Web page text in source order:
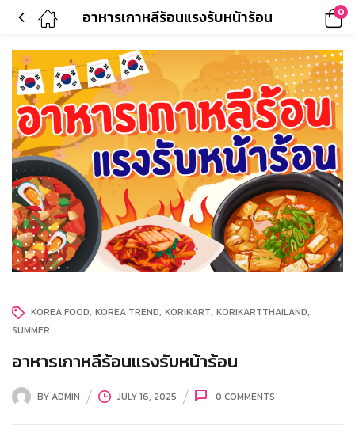
อาหารเกาหลีร้อนแรงรับหน้าร้อน 0
KOREA FOOD KOREA TREND KORIKART KORIKARTTHAILAND
SUMMER
อาหารเกาหลีร้อนแรงรับหน้าร้อน
BYADMIN JULY 16, 2025 0 COMMENTS